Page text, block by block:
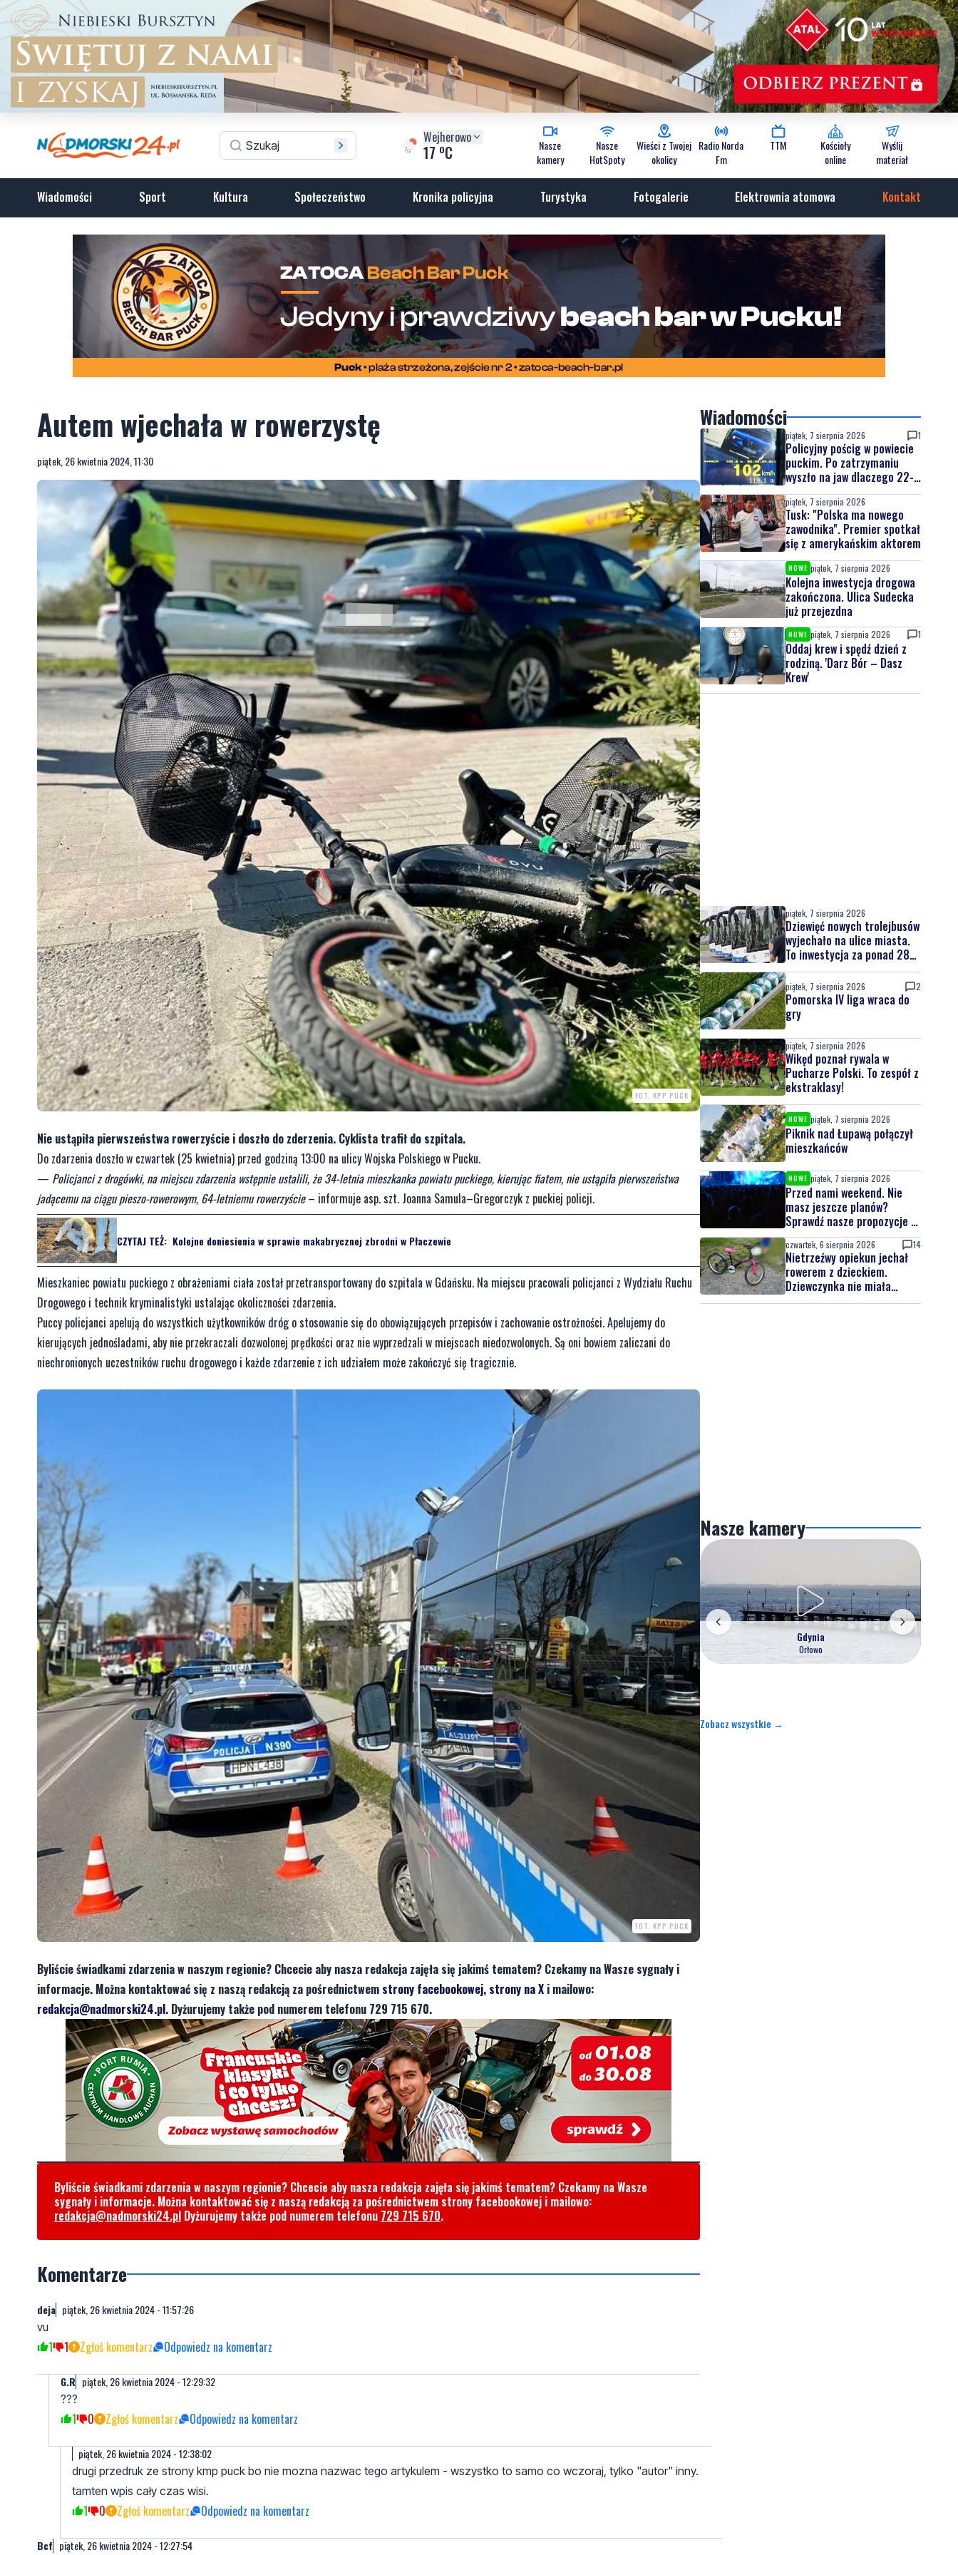
Wejherowo
17 oC
Nasze
kamery
Nasze
HotSpoty
Wieści z Twojej
okolicy
Radio Norda
Fm
TTM
Kościoły
online
Wyślij
materiał
Wiadomości Sport Kultura Społeczeństwo Kronika policyjna Turystyka Fotogalerie Elektrownia atomowa Kontakt
Autem wjechała w rowerzystę
piątek, 26 kwietnia 2024, 11:30
FOT. KPP PUCK
Nie ustąpiła pierwszeństwa rowerzyście i doszło do zderzenia. Cyklista trafił do szpitala.
Do zdarzenia doszło w czwartek (25 kwietnia) przed godziną 13:00 na ulicy Wojska Polskiego w Pucku.
— Policjanci z drogówki, na miejscu zdarzenia wstępnie ustalili, że 34-letnia mieszkanka powiatu puckiego, kierując fiatem, nie ustąpiła pierwszeństwa
jadącemu na ciągu pieszo-rowerowym, 64-letniemu rowerzyście– informuje asp. szt. Joanna Samula–Gregorczyk z puckiej policji.
CZYTAJ TEŻ: Kolejne doniesienia w sprawie makabrycznej zbrodni w Płaczewie
Mieszkaniec powiatu puckiego z obrażeniami ciała został przetransportowany do szpitala w Gdańsku. Na miejscu pracowali policjanci z Wydziału Ruchu
Drogowego i technik kryminalistyki ustalając okoliczności zdarzenia.
Puccy policjanci apelują do wszystkich użytkowników dróg o stosowanie się do obowiązujących przepisów i zachowanie ostrożności. Apelujemy do
kierujących jednośladami, aby nie przekraczali dozwolonej prędkości oraz nie wyprzedzali w miejscach niedozwolonych. Są oni bowiem zaliczani do
niechronionych uczestników ruchu drogowego i każde zdarzenie z ich udziałem może zakończyć się tragicznie.
FOT. KPP PUCK
Byliście świadkami zdarzenia w naszym regionie? Chcecie aby nasza redakcja zajęła się jakimś tematem? Czekamy na Wasze sygnały i
informacje. Można kontaktować się z naszą redakcją za pośrednictwem strony facebookowej, strony na X i mailowo:
redakcja@nadmorski24.pl. Dyżurujemy także pod numerem telefonu 729 715 670.
Byliście świadkami zdarzenia w naszym regionie? Chcecie aby nasza redakcja zajęła się jakimś tematem? Czekamy na Wasze
sygnały i informacje. Można kontaktować się z naszą redakcją za pośrednictwem strony facebookowej i mailowo:
redakcja@nadmorski24.pl Dyżurujemy także pod numerem telefonu 729 715 670.
Komentarze
deja piątek, 26 kwietnia 2024 - 11:57:26
vu
1 1 Zgłoś komentarz Odpowiedz na komentarz
G.R piątek, 26 kwietnia 2024 - 12:29:32
???
1 0 Zgłoś komentarz Odpowiedz na komentarz
piątek, 26 kwietnia 2024 - 12:38:02
drugi przedruk ze strony kmp puck bo nie mozna nazwac tego artykulem - wszystko to samo co wczoraj, tylko "autor" inny.
tamten wpis cały czas wisi.
1 0 Zgłoś komentarz Odpowiedz na komentarz
Bcf piątek, 26 kwietnia 2024 - 12:27:54
Wiadomości
piątek, 7 sierpnia 2026 1
Policyjny pościg w powiecie
puckim. Po zatrzymaniu
wyszło na jaw dlaczego 22-
latek uciekał
piątek, 7 sierpnia 2026
Tusk: "Polska ma nowego
zawodnika". Premier spotkał
się z amerykańskim aktorem
NOWE piątek, 7 sierpnia 2026
Kolejna inwestycja drogowa
zakończona. Ulica Sudecka
już przejezdna
NOWE piątek, 7 sierpnia 2026 1
Oddaj krew i spędź dzień z
rodziną. 'Darz Bór – Dasz
Krew'
piątek, 7 sierpnia 2026
Dziewięć nowych trolejbusów
wyjechało na ulice miasta.
To inwestycja za ponad 28
mln zł
piątek, 7 sierpnia 2026 2
Pomorska IV liga wraca do
gry
piątek, 7 sierpnia 2026
Wikęd poznał rywala w
Pucharze Polski. To zespół z
ekstraklasy!
NOWE piątek, 7 sierpnia 2026
Piknik nad Łupawą połączył
mieszkańców
NOWE piątek, 7 sierpnia 2026
Przed nami weekend. Nie
masz jeszcze planów?
Sprawdź nasze propozycje w
powiecie wejherowskim i
puckim
czwartek, 6 sierpnia 2026 14
Nietrzeźwy opiekun jechał
rowerem z dzieckiem.
Dziewczynka nie miała
kasku
Nasze kamery
Gdynia
Orłowo
Zobacz wszystkie →